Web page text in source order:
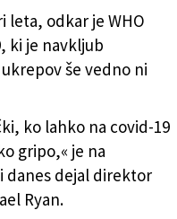
leta, odkar je WHO
ki je navkljub
še vedno ni
ko lahko na covid-19
gripo,« je na
danes dejal direktor
Ryan.